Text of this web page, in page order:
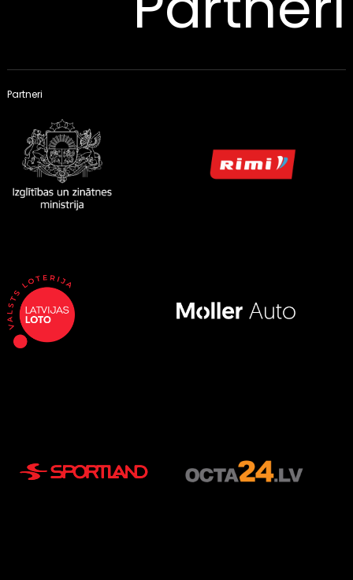
Partneri